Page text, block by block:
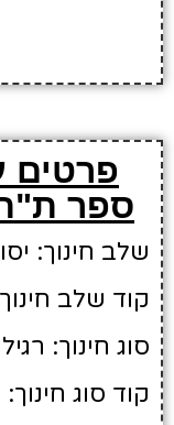
פרטים
ספר
שלב חינוך:
קוד שלב חינוך:
סוג חינוך: רגיל
קוד סוג חינוך: 1